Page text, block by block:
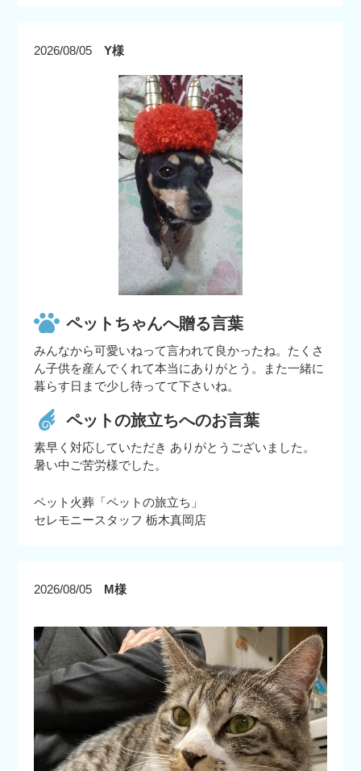
2026/08/05 Y様
ペットちゃんへ贈る言葉
みんなから可愛いねって言われて良かったね。たくさ
ん子供を産んでくれて本当にありがとう。また一緒に
暮らす日まで少し待ってて下さいね。
ペットの旅立ちへのお言葉
素早く対応していただき ありがとうございました。
暑い中ご苦労様でした。
ペット火葬「ペットの旅立ち」
セレモニースタッフ 栃木真岡店
2026/08/05 M様